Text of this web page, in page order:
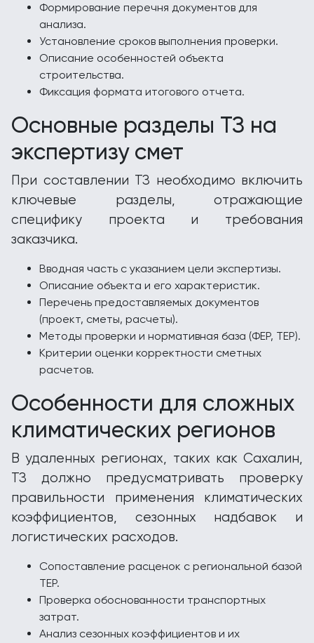
Формирование перечня документов для
анализа.
Установление сроков выполнения проверки.
Описание особенностей объекта
строительства.
Фиксация формата итогового отчета.
Основные разделы ТЗ на
экспертизу смет
При составлении ТЗ необходимо включить
ключевые разделы, отражающие
специфику проекта и требования
заказчика.
Вводная часть с указанием цели экспертизы.
Описание объекта и его характеристик.
Перечень предоставляемых документов
(проект, сметы, расчеты).
Методы проверки и нормативная база (ФЕР, ТЕР).
Критерии оценки корректности сметных
расчетов.
Особенности для сложных
климатических регионов
В удаленных регионах, таких как Сахалин,
ТЗ должно предусматривать проверку
правильности применения климатических
коэффициентов, сезонных надбавок и
логистических расходов.
Сопоставление расценок с региональной базой
ТЕР.
Проверка обоснованности транспортных
затрат.
Анализ сезонных коэффициентов и их